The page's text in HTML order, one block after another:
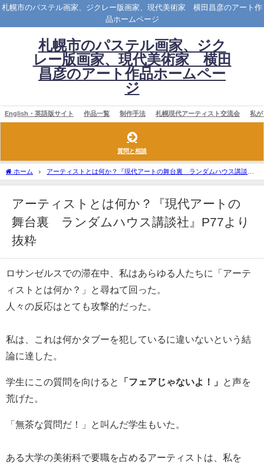
札幌市のパステル画家、ジクレー版画家、現代美術家 横田昌彦のアート作
品ホームページ
札幌市のパステル画家、ジク
レー版画家、現代美術家 横田
昌彦のアート作品ホームペー
ジ
English・英語版サイト 作品一覧 制作手法 札幌現代アーティスト交流会 私が
質問と相談
ホーム
アーティストとは何か？『現代アートの舞台裏 ランダムハウス講談
社』P77より抜粋
アーティストとは何か？『現代アートの
舞台裏 ランダムハウス講談社』P77より
抜粋
ロサンゼルスでの滞在中、私はあらゆる人たちに「アーテ
ィストとは何か？」と尋ねて回った。
人々の反応はとても攻撃的だった。
私は、これは何かタブーを犯しているに違いないという結
論に達した。
学生にこの質問を向けると 「フェアじゃないよ！」
と声を
荒げた。
「無茶な質問だ！」と叫んだ学生もいた。
ある大学の美術科で要職を占めるアーティストは、私を